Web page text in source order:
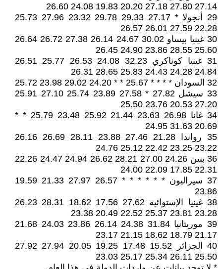
27.14 27.80 27.18 20.20 19.83 24.08 26.60
29 أنجولا * 27.17 29.33 29.78 23.32 27.96 25.73
22.28 27.59 26.01 26.57
30 غينيا بيساو 30.02 24.67 26.14 27.38 26.72 26.64
25.60 28.55 23.86 24.90 26.45
31 غينيا كوناكري 32.23 24.08 26.53 25.77 26.51
24.84 24.28 24.43 25.83 28.65 26.31
32 السودان * * * * 25.67 * * 24.20 29.02 23.98 25.72
33 سيشل 27.82 * 27.58 23.89 25.74 27.10 25.91
27.20 20.53 23.76 25.50
34 غانا 26.98 23.63 21.44 25.92 23.48 25.79 * *
20.69 31.63 24.95
35 رواندا 21.28 27.46 23.88 28.11 26.69 26.16
23.22 23.25 22.42 25.12 24.76
36 بنين 24.26 27.00 28.21 26.62 24.94 24.47 22.26
22.31 17.85 22.09 24.00
37 سيراليون * * * * * * 26.57 27.97 21.33 19.59
23.86
38 غينيا الإستوائية 27.62 17.56 18.62 28.31 26.23
23.28 23.81 25.37 22.52 20.49 23.38
39 موريتانيا 31.84 24.38 26.14 23.86 24.03 21.68
21.17 18.79 18.62 21.15 23.17
40 الجزائر 15.52 17.48 19.25 20.05 27.94 27.92
25.50 26.11 25.34 25.17 23.03